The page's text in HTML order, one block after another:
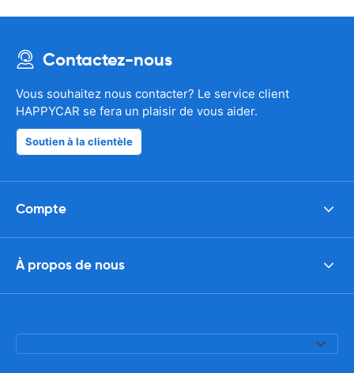
Contactez-nous
Vous souhaitez nous contacter? Le service client
HAPPYCAR se fera un plaisir de vous aider.
Soutien à la clientèle
Compte
À propos de nous